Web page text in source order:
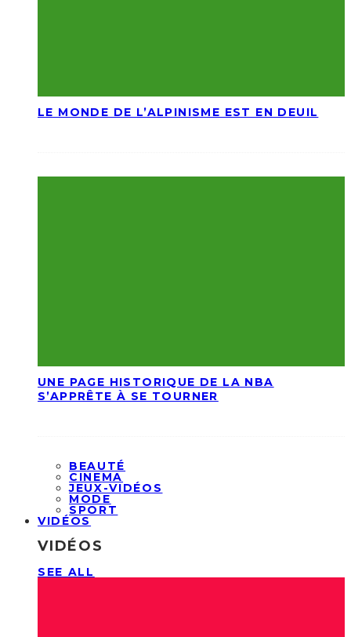
LE MONDE DE L’ALPINISME EST EN DEUIL
UNE PAGE HISTORIQUE DE LA NBA
S’APPRÊTE À SE TOURNER
BEAUTÉ
CINEMA
JEUX-VIDÉOS
MODE
SPORT
VIDÉOS
VIDÉOS
SEE ALL